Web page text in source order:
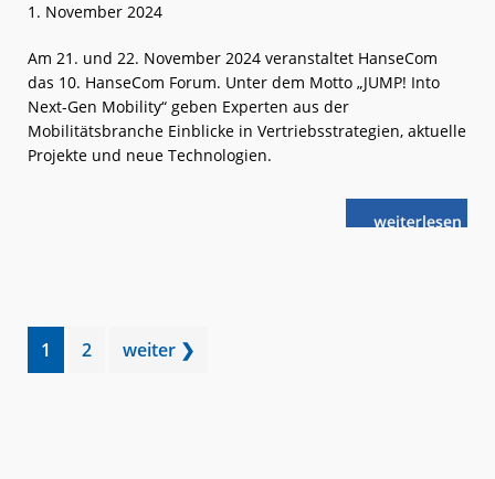
1. November 2024
Am 21. und 22. November 2024 veranstaltet HanseCom
das 10. HanseCom Forum. Unter dem Motto „JUMP! Into
Next-Gen Mobility“ geben Experten aus der
Mobilitätsbranche Einblicke in Vertriebsstrategien, aktuelle
Projekte und neue Technologien.
weiterlese
n„JUMP!
Go
to
1
Go
2 weiter ❯